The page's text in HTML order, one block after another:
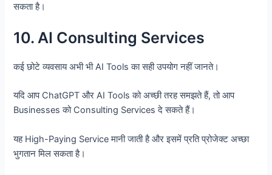
सकता है।
10. AI Consulting Services
कई छोटे व्यवसाय अभी भी AI Tools का सही उपयोग नहीं जानते।
यदि आप ChatGPT और AI Tools को अच्छी तरह समझते हैं, तो आप
Businesses को Consulting Services दे सकते हैं।
यह High-Paying Service मानी जाती है और इसमें प्रति प्रोजेक्ट अच्छा
भुगतान मिल सकता है।